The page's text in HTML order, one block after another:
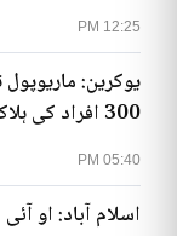
12:25 PM
05:40 PM
یوکرین: ماریوپول
300 افراد کی ہلاکت کا خدشہ
اسلام آباد: او